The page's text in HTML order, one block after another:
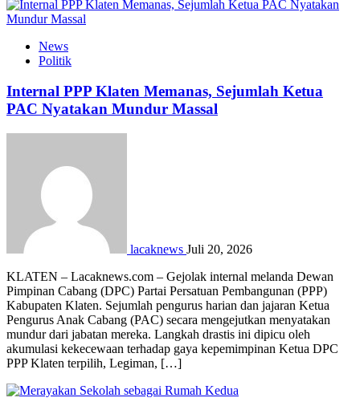
News
Politik
Internal PPP Klaten Memanas, Sejumlah Ketua
PAC Nyatakan Mundur Massal
lacaknews Juli 20, 2026
KLATEN – Lacaknews.com – Gejolak internal melanda Dewan
Pimpinan Cabang (DPC) Partai Persatuan Pembangunan (PPP)
Kabupaten Klaten. Sejumlah pengurus harian dan jajaran Ketua
Pengurus Anak Cabang (PAC) secara mengejutkan menyatakan
mundur dari jabatan mereka. Langkah drastis ini dipicu oleh
akumulasi kekecewaan terhadap gaya kepemimpinan Ketua DPC
PPP Klaten terpilih, Legiman, […]